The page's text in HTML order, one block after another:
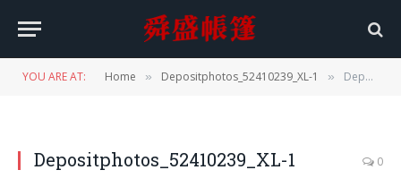
YOU ARE AT: Home » Depositphotos_52410239_XL-1 » Depositphotos_52410239_XL-1
Depositphotos_52410239_XL-1 0